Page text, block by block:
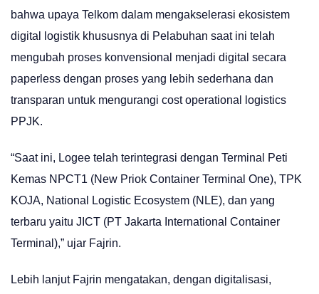
bahwa upaya Telkom dalam mengakselerasi ekosistem
digital logistik khususnya di Pelabuhan saat ini telah
mengubah proses konvensional menjadi digital secara
paperless dengan proses yang lebih sederhana dan
transparan untuk mengurangi cost operational logistics
PPJK.
“Saat ini, Logee telah terintegrasi dengan Terminal Peti
Kemas NPCT1 (New Priok Container Terminal One), TPK
KOJA, National Logistic Ecosystem (NLE), dan yang
terbaru yaitu JICT (PT Jakarta International Container
Terminal),” ujar Fajrin.
Lebih lanjut Fajrin mengatakan, dengan digitalisasi,